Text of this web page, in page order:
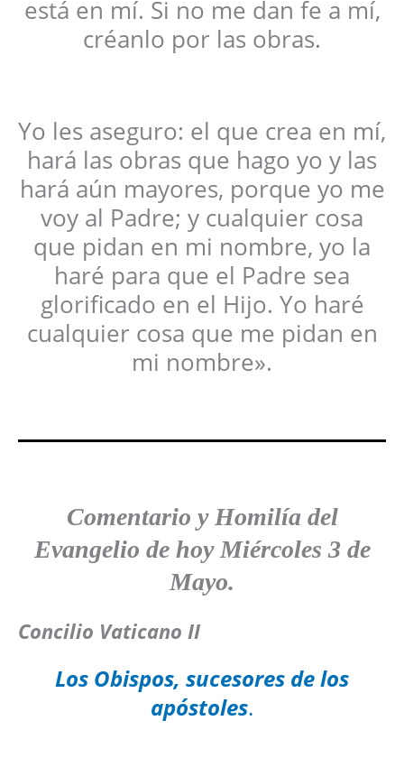
está en mí. Si no me dan fe a mí,
créanlo por las obras.
Yo les aseguro: el que crea en mí,
hará las obras que hago yo y las
hará aún mayores, porque yo me
voy al Padre; y cualquier cosa
que pidan en mi nombre, yo la
haré para que el Padre sea
glorificado en el Hijo. Yo haré
cualquier cosa que me pidan en
mi nombre».
Comentario y Homilía del
Evangelio de hoyMiércoles 3 de
Mayo.
Concilio Vaticano II
Los Obispos, sucesores de los
apóstoles.